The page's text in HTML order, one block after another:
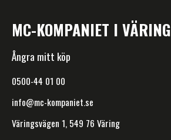
MC-KOMPANIET I VÄRING
Ångra mitt köp
0500-44 01 00
info@mc-kompaniet.se
Väringsvägen 1, 549 76 Väring